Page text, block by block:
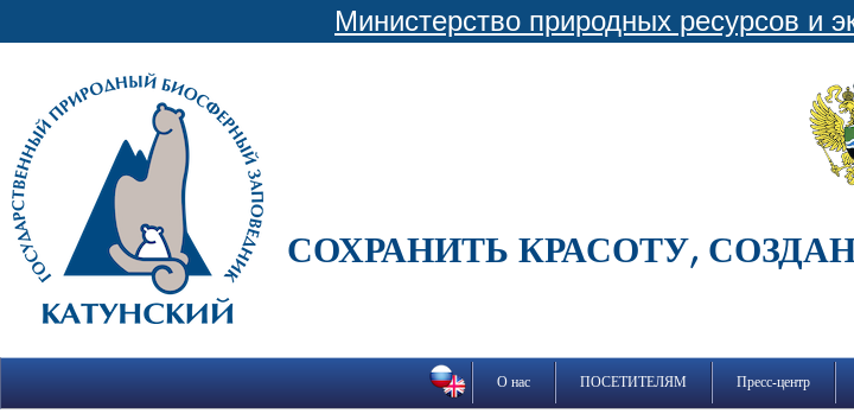
Министерство природных ресурсов и
СОХРАНИТЬ КРАСОТУ,
О нас ПОСЕТИТЕЛЯМ Пресс-центр